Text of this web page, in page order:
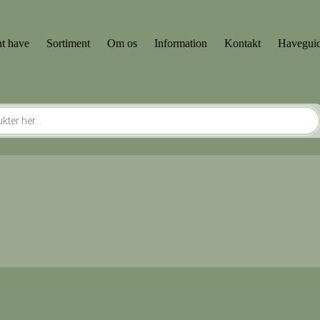
have Sortiment Om os Information Kontakt